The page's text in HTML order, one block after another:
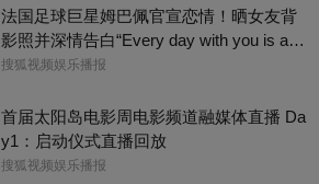
包，是她照顾到小孩的自尊心，平等对
待，善意又体面，这种细碎的善意真的很
圈粉～@星同事 @搜狐综艺 @明星狐 #章
法国足球巨星姆巴佩官宣恋情！晒女友背
影照并深情告白“Every day with you is a s
unny day. 有你在的每一天 都是晴天”，据
西托，出演《名校风暴》，祝福祝福~@搜
狐体育 @搜狐跑步 @小申小申
搜狐视频娱乐播报
首届太阳岛电影周电影频道融媒体直播 Da
y1：启动仪式直播回放
搜狐视频娱乐播报